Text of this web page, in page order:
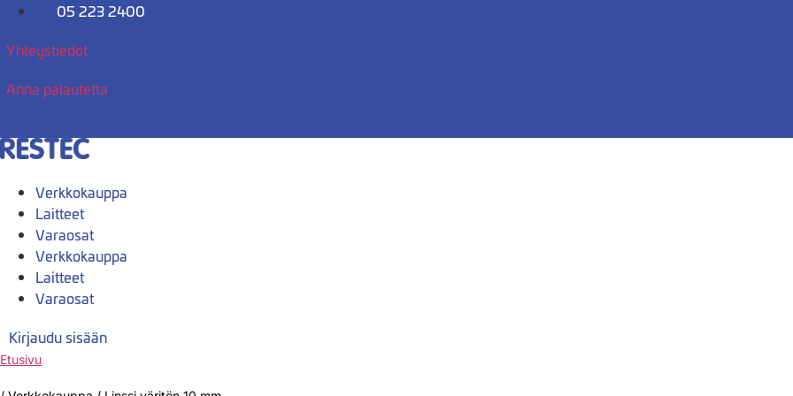
Mene
05 223 2400
Yhteystiedot
Anna palautetta
Verkkokauppa
Laitteet
Varaosat
Verkkokauppa
Laitteet
Varaosat
Kirjaudu sisään
Etusivu